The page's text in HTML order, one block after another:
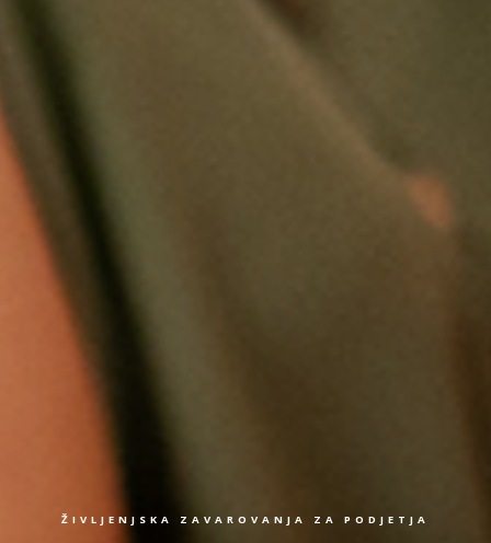
ŽIVLJENJSKA ZAVAROVANJA ZA PODJETJA